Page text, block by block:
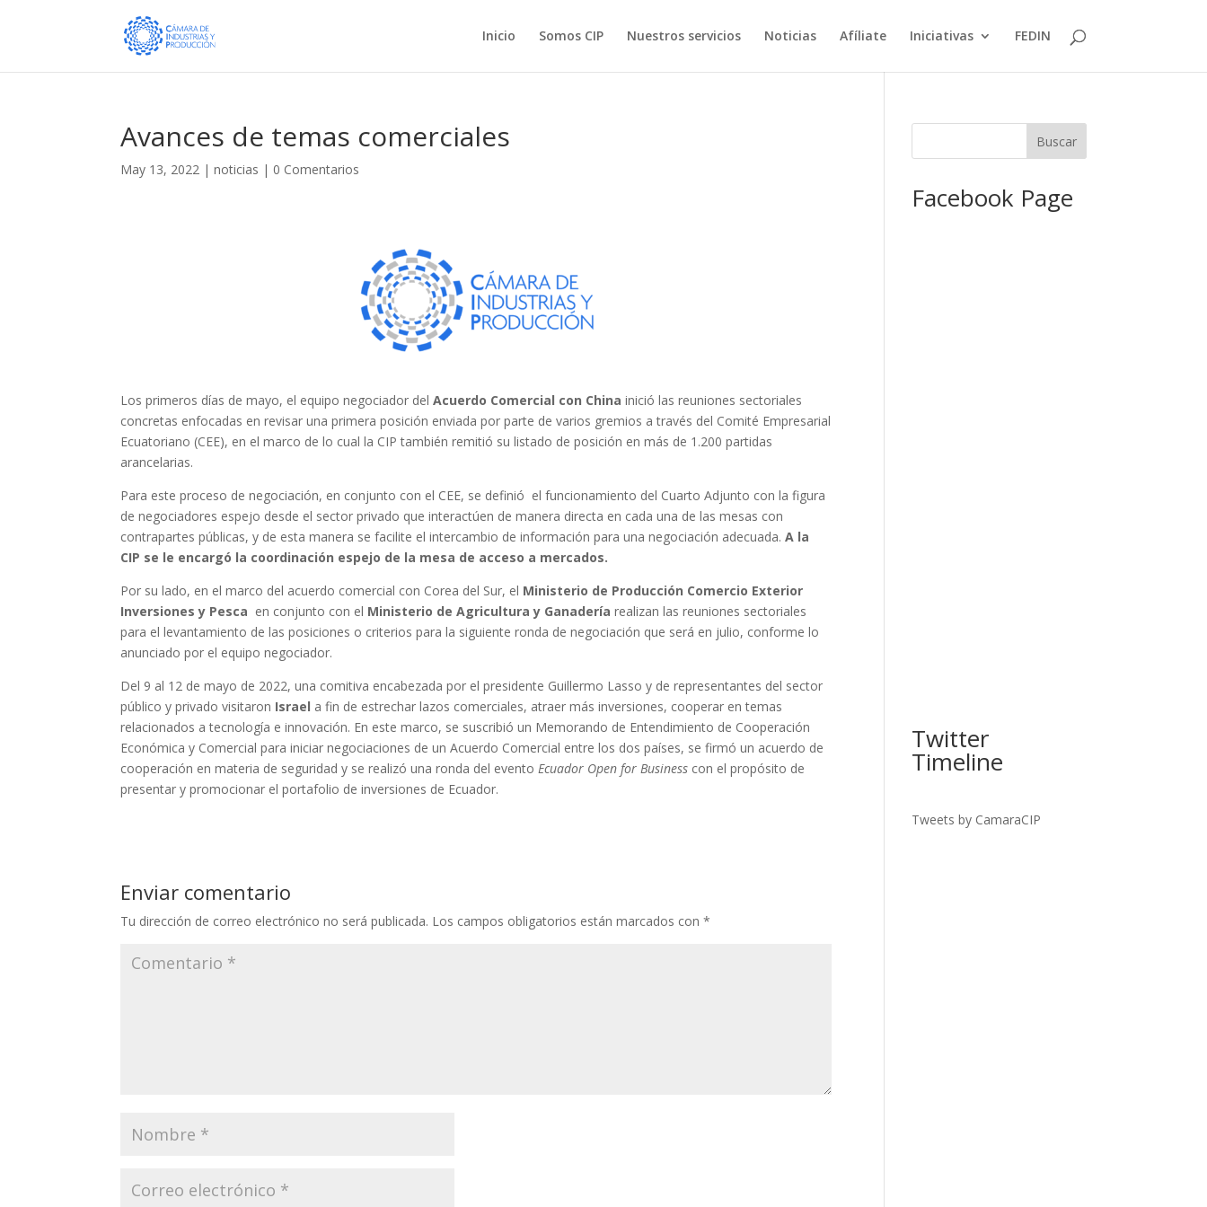
Inicio Somos CIP Nuestros servicios Noticias Afíliate Iniciativas FEDIN
Avances de temas comerciales
May 13, 2022 |noticias | 0 Comentarios
Los primeros días de mayo, el equipo negociador delAcuerdo Comercial con China inició las reuniones sectoriales
concretas enfocadas en revisar una primera posición enviada por parte de varios gremios a través del Comité Empresarial
Ecuatoriano (CEE), en el marco de lo cual la CIP también remitió su listado de posición en más de 1.200 partidas
arancelarias.
Para este proceso de negociación, en conjunto con el CEE, se definió el funcionamiento del Cuarto Adjunto con la figura
de negociadores espejo desde el sector privado que interactúen de manera directa en cada una de las mesas con
contrapartes públicas, y de esta manera se facilite el intercambio de información para una negociación adecuada.A la
CIP se le encargó la coordinación espejo de la mesa de acceso a mercados.
Por su lado, en el marco del acuerdo comercial con Corea del Sur, el Ministerio de Producción Comercio Exterior
Inversiones y Pesca en conjunto con el Ministerio de Agricultura y Ganadería realizan las reuniones sectoriales
para el levantamiento de las posiciones o criterios para la siguiente ronda de negociación que será en julio, conforme lo
anunciado por el equipo negociador.
Del 9 al 12 de mayo de 2022, una comitiva encabezada por el presidente Guillermo Lasso y de representantes del sector
público y privado visitaron Israel a fin de estrechar lazos comerciales, atraer más inversiones, cooperar en temas
relacionados a tecnología e innovación. En este marco, se suscribió un Memorando de Entendimiento de Cooperación
Económica y Comercial para iniciar negociaciones de un Acuerdo Comercial entre los dos países, se firmó un acuerdo de
cooperación en materia de seguridad y se realizó una ronda del eventoEcuador Open for Business con el propósito de
presentar y promocionar el portafolio de inversiones de Ecuador.
Enviar comentario
Tu dirección de correo electrónico no será publicada. Los campos obligatorios están marcados con*
Facebook Page
Twitter
Timeline
Tweets by CamaraCIP